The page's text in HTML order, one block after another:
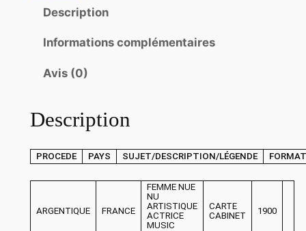
H
T
Description
Informations complémentaires
Avis (0)
Description
PROCEDE PAYS SUJET/DESCRIPTION/LÉGENDE FORMAT
ARGENTIQUE FRANCE
FEMME NUE
NU
ARTISTIQUE
ACTRICE
MUSIC
CARTE
CABINET
1900